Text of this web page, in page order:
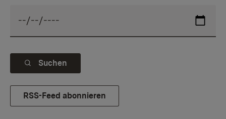
Suchen
RSS-Feed abonnieren